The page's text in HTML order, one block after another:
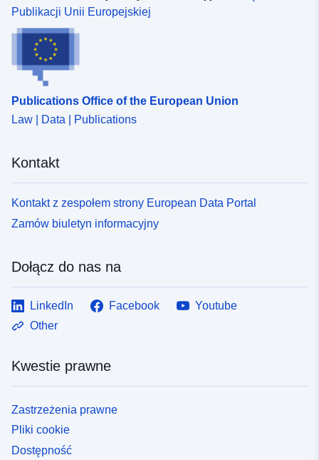
Publikacji Unii Europejskiej
Publications Office of the European Union
Law | Data | Publications
Kontakt
Kontakt z zespołem strony European Data Portal
Zamów biuletyn informacyjny
Dołącz do nas na
LinkedIn Facebook
Youtube
Other
Kwestie prawne
Zastrzeżenia prawne
Pliki cookie
Dostępność